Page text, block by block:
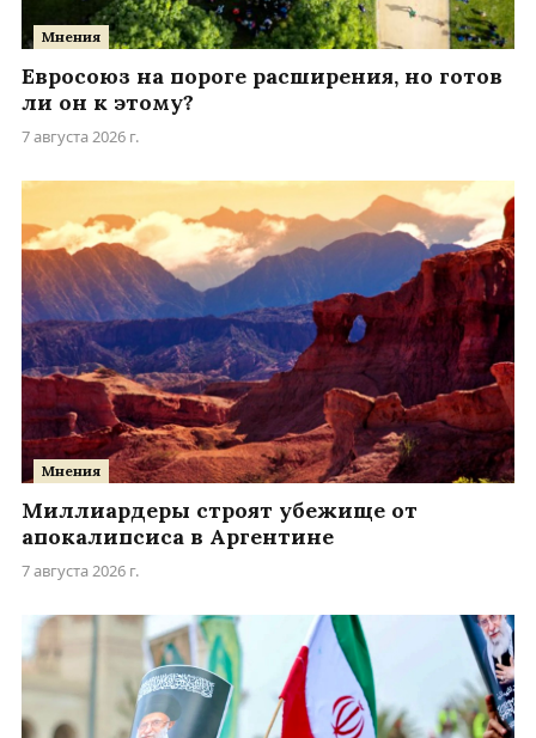
Мнения
Евросоюз на пороге расширения, но готов
ли он к этому?
7 августа 2026 г.
Мнения
Миллиардеры строят убежище от
апокалипсиса в Аргентине
7 августа 2026 г.